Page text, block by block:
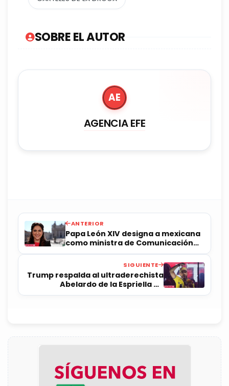
SOBRE EL AUTOR
AE
AGENCIA EFE
ANTERIOR
Papa León XIV designa a mexicana
como ministra de Comunicación
del Vaticano
SIGUIENTE
Trump respalda al ultraderechista
Abelardo de la Espriella en
Colombia